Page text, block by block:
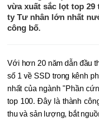
vừa xuất sắc lọt top 29
ty Tư nhân lớn nhất
công bố.
Với hơn 20 năm dẫn đầu
số 1 về SSD trong kênh
nhất của ngành "Phần
top 100. Đây là thành
thu và sản lượng, bắt